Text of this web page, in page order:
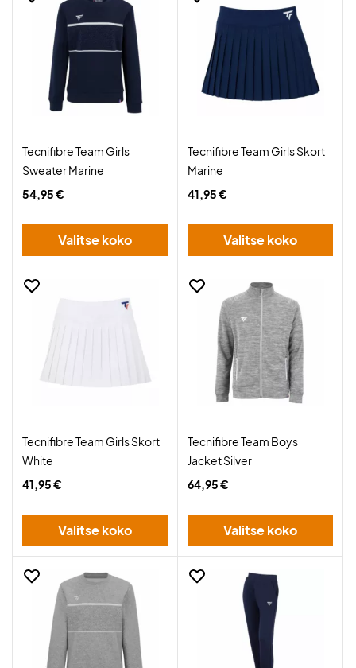
Tecnifibre Team Girls
Sweater Marine
54,95 €
Valitse koko
Tecnifibre Team Girls Skort
Marine
41,95 €
Valitse koko
Tecnifibre Team Girls Skort
White
41,95 €
Valitse koko
Tecnifibre Team Boys
Jacket Silver
64,95 €
Valitse koko